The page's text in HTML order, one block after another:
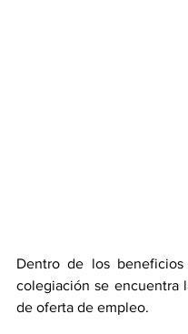
Dentro de los
colegiación se encuentra
de oferta de empleo.